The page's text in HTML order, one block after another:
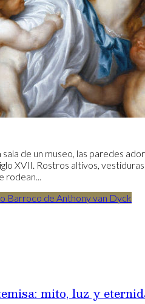
sala de un museo, las paredes
XVII. Rostros altivos,
rodean...
Barroco de Anthony van Dyck
mito, luz y